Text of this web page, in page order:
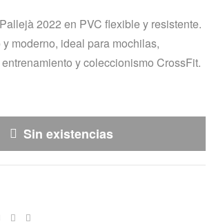
2022 en PVC flexible y resistente.
moderno, ideal para mochilas,
y coleccionismo CrossFit.
Sin existencias
Google+Pinterest